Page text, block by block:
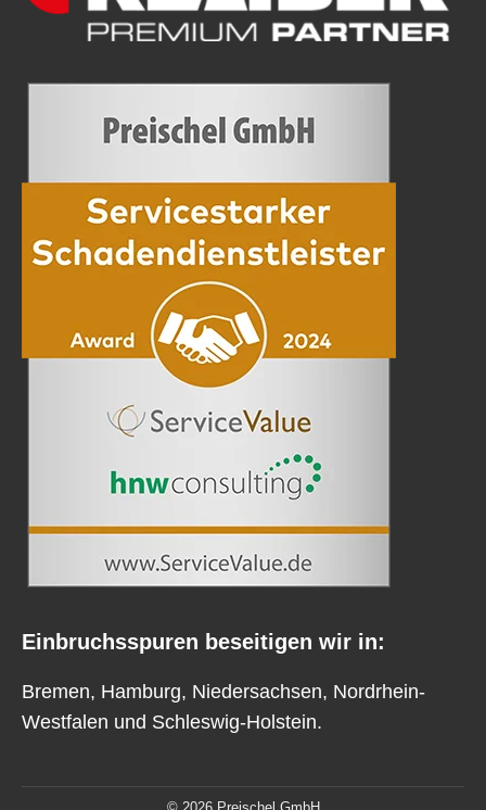
Einbruchsspuren beseitigen wir in:
Bremen, Hamburg, Niedersachsen, Nordrhein-
Westfalen und Schleswig-Holstein.